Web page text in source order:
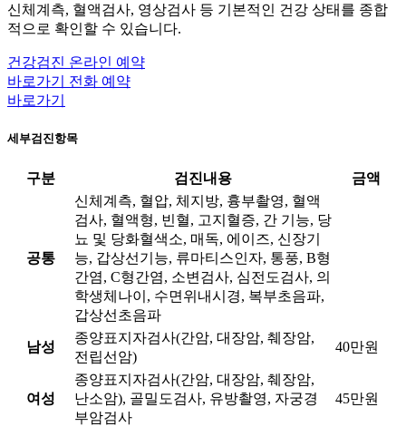
신체계측, 혈액검사, 영상검사 등 기본적인 건강 상태를 종합
적으로 확인할 수 있습니다.
건강검진 온라인 예약
바로가기
전화 예약
바로가기
세부검진항목
구분 검진내용 금액
공통
신체계측, 혈압, 체지방, 흉부촬영, 혈액
검사, 혈액형, 빈혈, 고지혈증, 간 기능, 당
뇨 및 당화혈색소, 매독, 에이즈, 신장기
능, 갑상선기능, 류마티스인자, 통풍, B형
간염, C형간염, 소변검사, 심전도검사, 의
학생체나이, 수면위내시경, 복부초음파,
갑상선초음파
남성
종양표지자검사(간암, 대장암, 췌장암,
전립선암)
40만원
여성
종양표지자검사(간암, 대장암, 췌장암,
난소암), 골밀도검사, 유방촬영, 자궁경
부암검사
45만원